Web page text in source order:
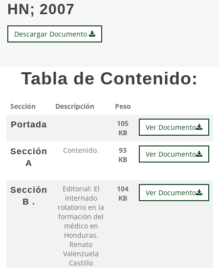
HN; 2007
Descargar Documento
Tabla de Contenido:
Sección Descripción Peso
Portada
105
KB
Ver Documento
Sección
A
Contenido.
93
KB
Ver Documento
Sección
B .
Editorial: El
internado
rotatorio en la
formación del
médico en
Honduras.
Renato
Valenzuela
Castillo
104
KB
Ver Documento